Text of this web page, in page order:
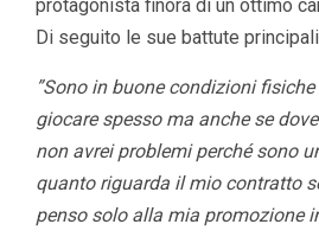
protagonista finora di un ottimo
Di seguito le sue battute
”Sono in buone condizioni
giocare spesso ma anche se
non avrei problemi perché sono
quanto riguarda il mio contratto
penso solo alla mia promozione